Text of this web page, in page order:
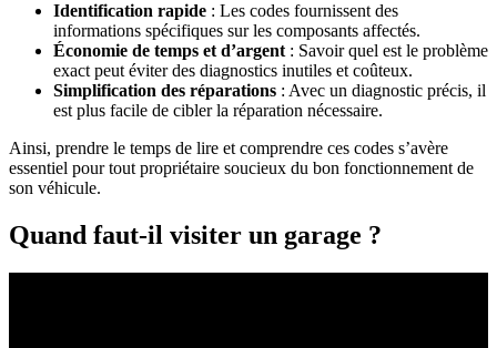
Identification rapide : Les codes fournissent des
informations spécifiques sur les composants affectés.
Économie de temps et d’argent : Savoir quel est le problème
exact peut éviter des diagnostics inutiles et coûteux.
Simplification des réparations : Avec un diagnostic précis, il
est plus facile de cibler la réparation nécessaire.
Ainsi, prendre le temps de lire et comprendre ces codes s’avère
essentiel pour tout propriétaire soucieux du bon fonctionnement de
son véhicule.
Quand faut-il visiter un garage ?